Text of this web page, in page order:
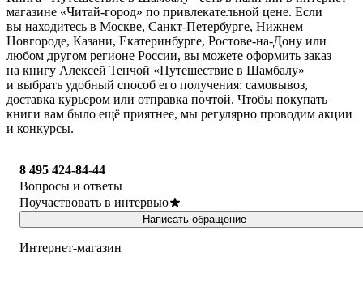
магазине «Читай-город» по привлекательной цене. Если
вы находитесь в Москве, Санкт-Петербурге, Нижнем
Новгороде, Казани, Екатеринбурге, Ростове-на-Дону или
любом другом регионе России, вы можете оформить заказ
на книгу Алексей Тенчой «Путешествие в Шамбалу»
и выбрать удобный способ его получения: самовывоз,
доставка курьером или отправка почтой. Чтобы покупать
книги вам было ещё приятнее, мы регулярно проводим акции
и конкурсы.
8 495 424-84-44
Вопросы и ответы
Поучаствовать в интервью
Написать обращение
Интернет-магазин